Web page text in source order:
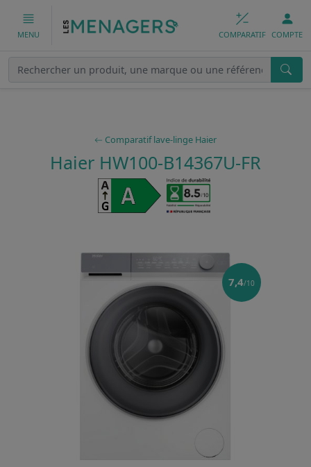
MENU COMPARATIF COMPTE
Comparatif lave-linge Haier
Haier HW100-B14367U-FR
7,4/10